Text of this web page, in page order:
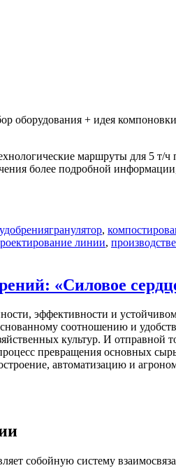
оборудования + идея
маршруты для 5
более подробной
гранулятор,
линии,
«Силовое
эффективности и
соотношению и
культур. И отправной
превращения основных
автоматизацию и
собойную систему